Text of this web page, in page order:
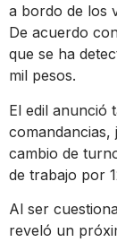
a bordo de los
De acuerdo
que se ha
mil pesos.
El edil anunció
cambio de
de trabajo por
Al ser
reveló un